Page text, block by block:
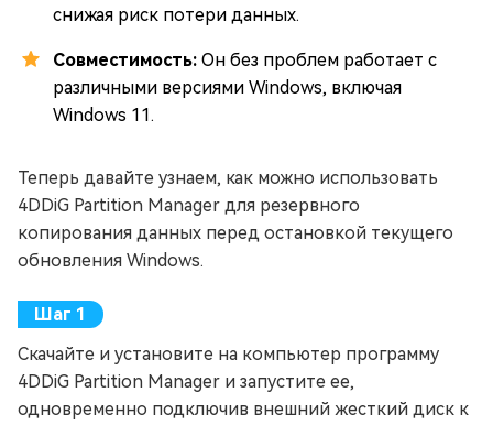
снижая риск потери данных.
Совместимость: Он без проблем работает с
различными версиями Windows, включая
Windows 11.
Теперь давайте узнаем, как можно использовать
4DDiG Partition Manager для резервного
копирования данных перед остановкой текущего
обновления Windows.
Скачайте и установите на компьютер программу
4DDiG Partition Manager и запустите ее,
одновременно подключив внешний жесткий диск к